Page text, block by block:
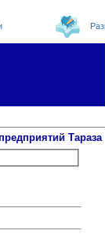
Тараза